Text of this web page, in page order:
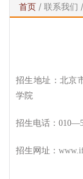
首页 / 联系我们
招生地址：北京
学院
招生电话：
招生网址：